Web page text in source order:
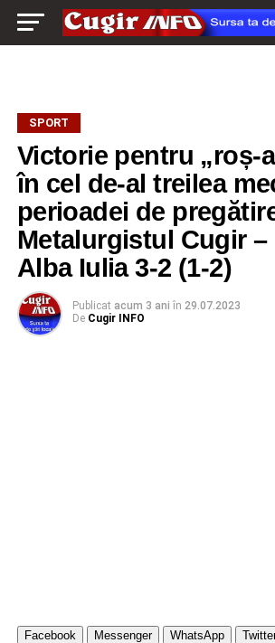
SPORT
Victorie pentru „roș-
în cel de-al treilea
perioadei de
Metalurgistul Cugir –
Alba Iulia 3-2 (1-2)
Publicat acum 3 ani în 29.07.2023
De Cugir INFO
Facebook Messenger WhatsApp